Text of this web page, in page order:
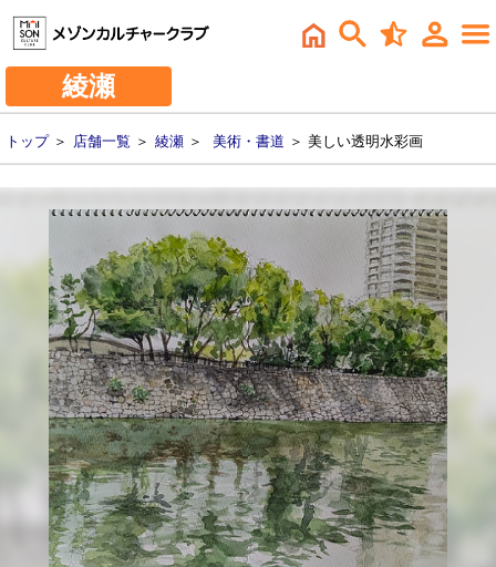
綾瀬
トップ＞ 店舗一覧 ＞ 綾瀬 ＞ 美術・書道 ＞ 美しい透明水彩画